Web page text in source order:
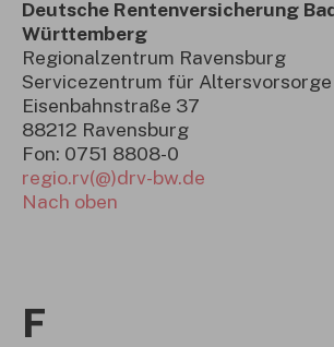
Deutsche Rentenversicherung
Württemberg
Regionalzentrum Ravensburg
Servicezentrum für Altersvorsorge
Eisenbahnstraße 37
88212 Ravensburg
Fon: 0751 8808-0
regio.rv(@)drv-bw.de
Nach oben
F